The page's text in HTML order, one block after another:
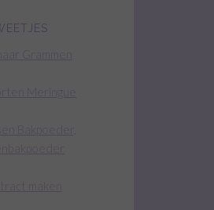
Grammen
Meringue
Bakpoeder,
maken